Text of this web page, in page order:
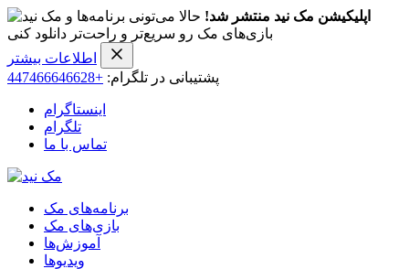
اپلیکیشن مک نید منتشر شد! حالا می‌تونی برنامه‌ها و
بازی‌های مک رو سریع‌تر و راحت‌تر دانلود کنی
اطلاعات بیشتر
پشتیبانی در تلگرام: +447466646628
اینستاگرام
تلگرام
تماس با ما
برنامه‌های مک
بازی‌های مک
آموزش‌ها
ویدیو‌ها